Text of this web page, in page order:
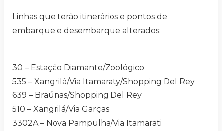
Linhas que terão itinerários e pontos de
embarque e desembarque alterados:
30 – Estação Diamante/Zoológico
535 – Xangrilá/Via Itamaraty/Shopping Del Rey
639 – Braúnas/Shopping Del Rey
510 – Xangrilá/Via Garças
3302A – Nova Pampulha/Via Itamarati